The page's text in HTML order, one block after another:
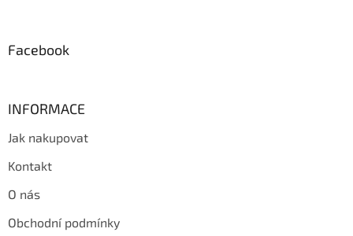
Facebook
INFORMACE
Jak nakupovat
Kontakt
O nás
Obchodní podmínky